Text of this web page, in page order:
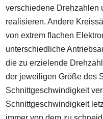
verschiedene Drehzahlen
realisieren. Andere
von extrem flachen
unterschiedliche
die zu erzielende
der jeweiligen Größe des
Schnittgeschwindigkeit
Schnittgeschwindigkeit